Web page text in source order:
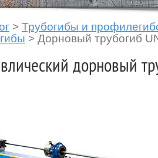
> Трубогибы и
> Дорновый трубогиб
дорновый